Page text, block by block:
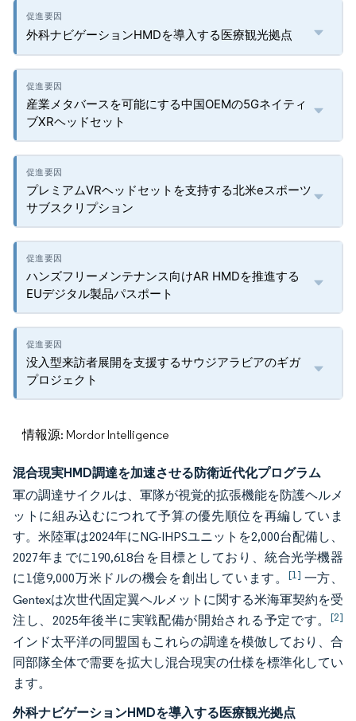
外科ナビゲーションHMDを導入する医療観光拠点
産業メタバースを可能にする中国OEMの5Gネイティ
ブXRヘッドセット
プレミアムVRヘッドセットを支持する北米eスポーツ
サブスクリプション
ハンズフリーメンテナンス向けAR HMDを推進する
EUデジタル製品パスポート
没入型来訪者展開を支援するサウジアラビアのギガ
プロジェクト
情報源: Mordor Intelligence
混合現実HMD調達を加速させる防衛近代化プログラム
軍の調達サイクルは、軍隊が視覚的拡張機能を防護ヘルメ
ットに組み込むにつれて予算の優先順位を再編していま
す。米陸軍は2024年にNG-IHPSユニットを2,000台配備し、
2027年までに190,618台を目標としており、統合光学機器
に1億9,000万米ドルの機会を創出しています。 [1] 一方、
Gentexは次世代固定翼ヘルメットに関する米海軍契約を受
注し、2025年後半に実戦配備が開始される予定です。 [2]
インド太平洋の同盟国もこれらの調達を模倣しており、合
同部隊全体で需要を拡大し混合現実の仕様を標準化してい
ます。
外科ナビゲーションHMDを導入する医療観光拠点